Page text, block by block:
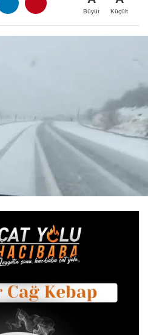
Büyüt Küçült